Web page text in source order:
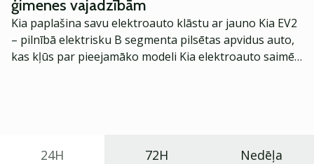
ģimenes vajadzībām
Kia paplašina savu elektroauto klāstu ar jauno Kia EV2
– pilnībā elektrisku B segmenta pilsētas apvidus auto,
kas kļūs par pieejamāko modeli Kia elektroauto saimē
24H 72H Nedēļa